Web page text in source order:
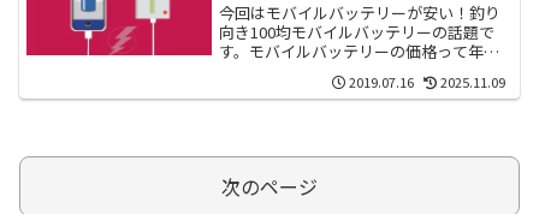
今回はモバイルバッテリーが安い！釣り
向き100均モバイルバッテリーの話題で
す。モバイルバッテリーの価格って年々
安くなってきてますが需要が増えてるの
が一番の理由で有るかもしれませんね最
2019.07.16 2025.11.09
次のページ